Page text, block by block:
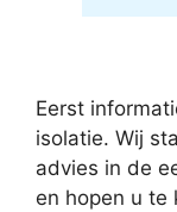
Eerst
isolatie. Wij
advies in de
en hopen u te